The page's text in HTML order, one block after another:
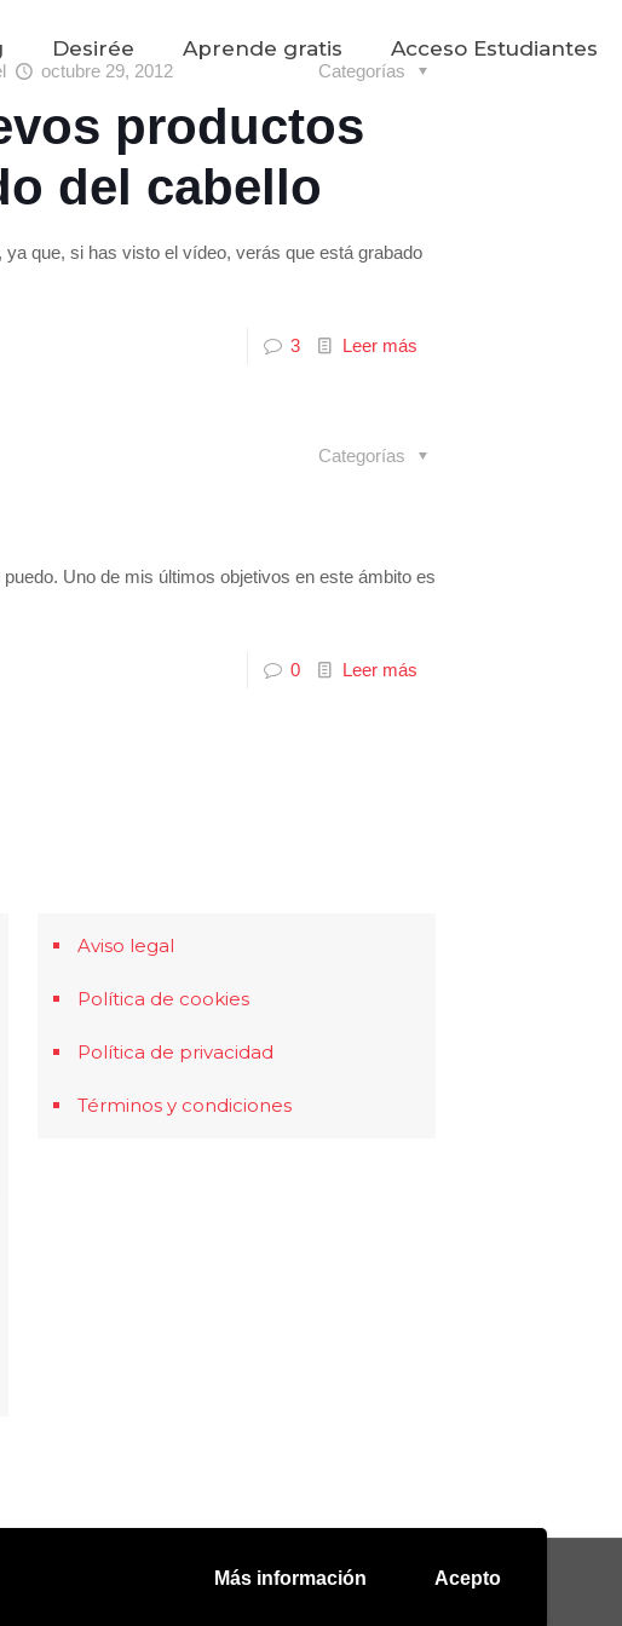
Más información Acepto
Desirée Aprende gratis Acceso Estudiantes
octubre 29, 2012 Categorías
productos
del cabello
que, si has visto el vídeo, verás que está grabado
3 Leer más
Categorías
Uno de mis últimos objetivos en este ámbito es
0 Leer más
Aviso legal
Política de cookies
Política de privacidad
Términos y condiciones